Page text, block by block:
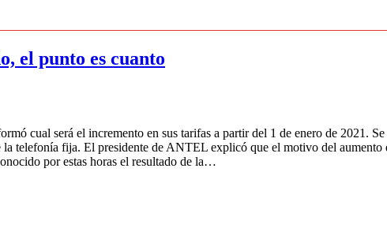
el punto es cuanto
cual será el incremento en sus tarifas a partir del 1 de enero de 2021.
telefonía fija. El presidente de ANTEL explicó que el motivo del
por estas horas el resultado de la…